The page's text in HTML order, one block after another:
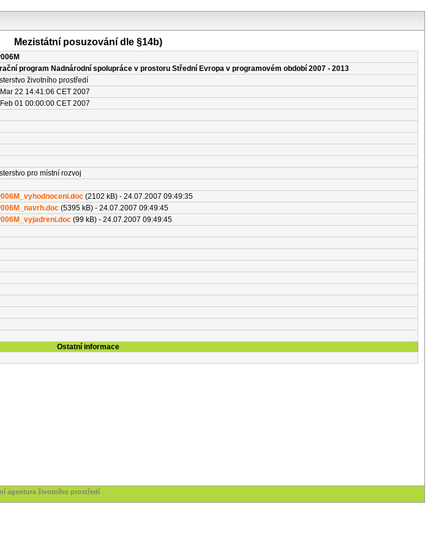
Mezistátní posuzování dle §14b)
program Nadnárodní spolupráce v prostoru Střední Evropa v programovém období 2007 - 2013
životního prostředí
22 14:41:06 CET 2007
01 00:00:00 CET 2007
pro místní rozvoj
(2102 kB) - 24.07.2007 09:49:35
(5395 kB) - 24.07.2007 09:49:45
(99 kB) - 24.07.2007 09:49:45
Ostatní informace
agentura životního prostředí